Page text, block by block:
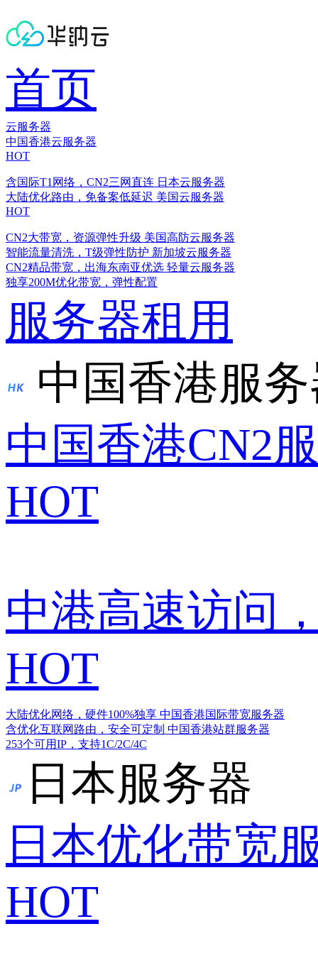
首页
云服务器
中国香港云服务器
HOT
含国际T1网络，CN2三网直连 日本云服务器
大陆优化路由，免备案低延迟 美国云服务器
HOT
CN2大带宽，资源弹性升级 美国高防云服务器
智能流量清洗，T级弹性防护 新加坡云服务器
CN2精品带宽，出海东南亚优选 轻量云服务器
独享200M优化带宽，弹性配置
服务器租用
中国香港服
中国香港CN2
HOT
中港高速访问
HOT
大陆优化网络，硬件100%独享 中国香港国际带宽服务器
含优化互联网路由，安全可定制 中国香港站群服务器
253个可用IP，支持1C/2C/4C
日本服务器
日本优化带宽
HOT